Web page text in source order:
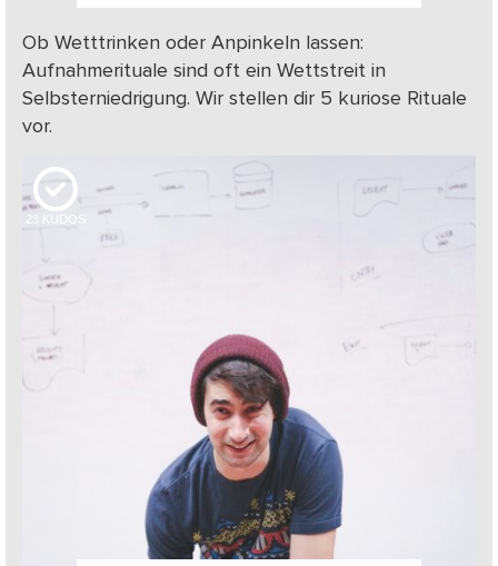
Ob Wetttrinken oder Anpinkeln lassen:
Aufnahmerituale sind oft ein Wettstreit in
Selbsterniedrigung. Wir stellen dir 5 kuriose Rituale
vor.
23 KUDOS